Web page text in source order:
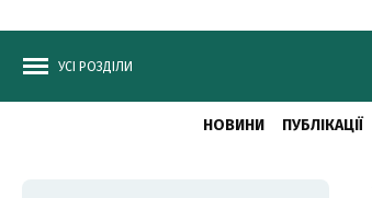
УСІ РОЗДІЛИ
НОВИНИ ПУБЛІКАЦІЇ